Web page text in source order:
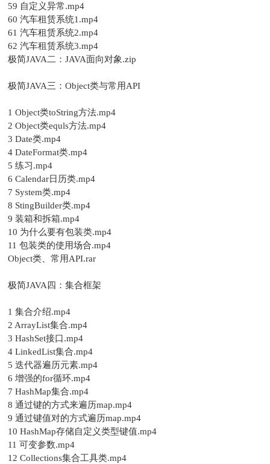
59 自定义异常.mp4
60 汽车租赁系统1.mp4
61 汽车租赁系统2.mp4
62 汽车租赁系统3.mp4
极简JAVA二：JAVA面向对象.zip
极简JAVA三：Object类与常用API
1 Object类toString方法.mp4
2 Object类equls方法.mp4
3 Date类.mp4
4 DateFormat类.mp4
5 练习.mp4
6 Calendar日历类.mp4
7 System类.mp4
8 StingBuilder类.mp4
9 装箱和拆箱.mp4
10 为什么要有包装类.mp4
11 包装类的使用场合.mp4
Object类、常用API.rar
极简JAVA四：集合框架
1 集合介绍.mp4
2 ArrayList集合.mp4
3 HashSet接口.mp4
4 LinkedList集合.mp4
5 迭代器遍历元素.mp4
6 增强的for循环.mp4
7 HashMap集合.mp4
8 通过键的方式来遍历map.mp4
9 通过键值对的方式遍历map.mp4
10 HashMap存储自定义类型键值.mp4
11 可变参数.mp4
12 Collections集合工具类.mp4